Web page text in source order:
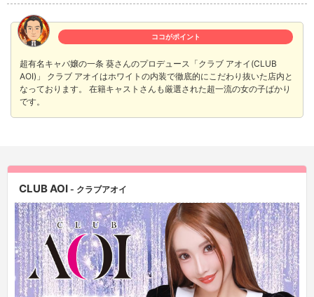
ココがポイント
超有名キャバ嬢の一条 葵さんのプロデュース「クラブ アオイ(CLUB
AOI)」 クラブ アオイはホワイトの内装で徹底的にこだわり抜いた店内と
なっております。 在籍キャストさんも厳選された超一流の女の子ばかり
です。
CLUB AOI - クラブアオイ